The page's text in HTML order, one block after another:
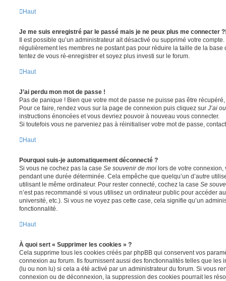
Haut
Je me suis enregistré par le passé mais je ne peux plus me connecter
Il est possible qu’un administrateur ait désactivé ou supprimé votre
régulièrement les membres ne postant pas pour réduire la taille de la base
tentez de vous ré-enregistrer et soyez plus investi sur le forum.
Haut
J’ai perdu mon mot de passe !
Pas de panique ! Bien que votre mot de passe ne puisse pas être
Pour ce faire, rendez vous sur la page de connexion puis cliquez sur J’ai
instructions énoncées et vous devriez pouvoir à nouveau vous connecter.
Si toutefois vous ne parveniez pas à réinitialiser votre mot de passe,
Haut
Pourquoi suis-je automatiquement déconnecté ?
Si vous ne cochez pas la case Se souvenir de moi lors de votre connexion,
pendant une durée déterminée. Cela empêche que quelqu’un d’autre
utilisant le même ordinateur. Pour rester connecté, cochez la case Se
n’est pas recommandé si vous utilisez un ordinateur public pour accéder
université, etc.). Si vous ne voyez pas cette case, cela signifie qu’un
fonctionnalité.
Haut
À quoi sert « Supprimer les cookies » ?
Cela supprime tous les cookies créés par phpBB qui conservent vos
connexion au forum. Ils fournissent aussi des fonctionnalités telles que les
(lu ou non lu) si cela a été activé par un administrateur du forum. Si vous
connexion ou de déconnexion, la suppression des cookies pourrait les